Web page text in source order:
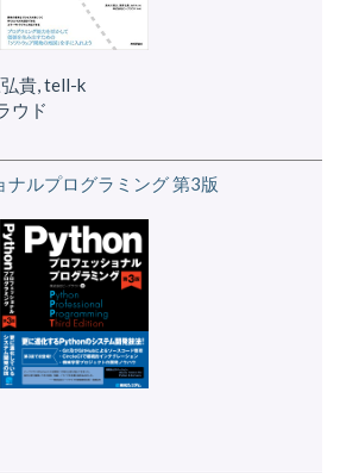
貴, tell-k
ウド
ルプログラミング 第3版